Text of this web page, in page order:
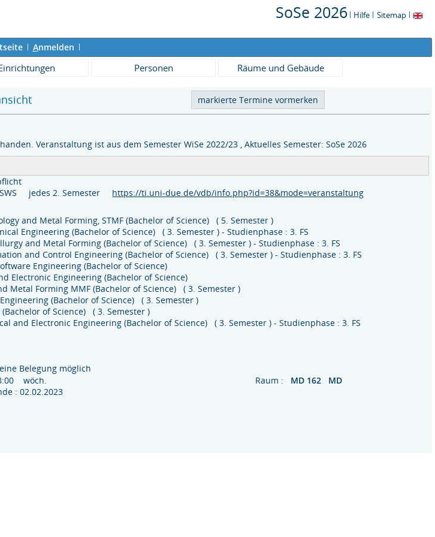
SoSe 2026 Hilfe Sitemap
Anmelden
Personen Räume und Gebäude
Veranstaltung ist aus dem Semester WiSe 2022/23 , Aktuelles Semester: SoSe 2026
jedes 2. Semester https://ti.uni-due.de/vdb/info.php?id=38&mode=veranstaltung
and Metal Forming, STMF (Bachelor of Science) ( 5. Semester )
Engineering (Bachelor of Science) ( 3. Semester ) - Studienphase : 3. FS
and Metal Forming (Bachelor of Science) ( 3. Semester ) - Studienphase : 3. FS
and Control Engineering (Bachelor of Science) ( 3. Semester ) - Studienphase : 3. FS
Engineering (Bachelor of Science)
Electronic Engineering (Bachelor of Science)
Metal Forming MMF (Bachelor of Science) ( 3. Semester )
(Bachelor of Science) ( 3. Semester )
(Bachelor of Science) ( 3. Semester )
and Electronic Engineering (Bachelor of Science) ( 3. Semester ) - Studienphase : 3. FS
Belegung möglich
wöch.
: 02.02.2023
Raum : MD 162 MD